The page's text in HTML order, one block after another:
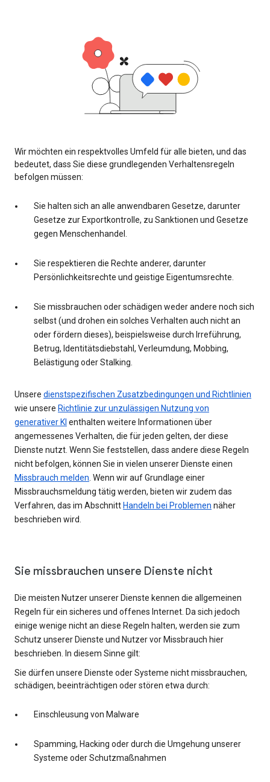
Wir möchten ein respektvolles Umfeld für alle bieten, und das
bedeutet, dass Sie diese grundlegenden Verhaltensregeln
befolgen müssen:
Sie halten sich an alle anwendbaren Gesetze, darunter
Gesetze zur Exportkontrolle, zu Sanktionen und Gesetze
gegen Menschenhandel.
Sie respektieren die Rechte anderer, darunter
Persönlichkeitsrechte und geistige Eigentumsrechte.
Sie missbrauchen oder schädigen weder andere noch sich
selbst (und drohen ein solches Verhalten auch nicht an
oder fördern dieses), beispielsweise durch Irreführung,
Betrug, Identitätsdiebstahl, Verleumdung, Mobbing,
Belästigung oder Stalking.
Unsere dienstspezifischen Zusatzbedingungen und Richtlinien
wie unsere Richtlinie zur unzulässigen Nutzung von
generativer KI enthalten weitere Informationen über
angemessenes Verhalten, die für jeden gelten, der diese
Dienste nutzt. Wenn Sie feststellen, dass andere diese Regeln
nicht befolgen, können Sie in vielen unserer Dienste einen
Missbrauch melden. Wenn wir auf Grundlage einer
Missbrauchsmeldung tätig werden, bieten wir zudem das
Verfahren, das im Abschnitt Handeln bei Problemen näher
beschrieben wird.
Sie missbrauchen unsere Dienste nicht
Die meisten Nutzer unserer Dienste kennen die allgemeinen
Regeln für ein sicheres und offenes Internet. Da sich jedoch
einige wenige nicht an diese Regeln halten, werden sie zum
Schutz unserer Dienste und Nutzer vor Missbrauch hier
beschrieben. In diesem Sinne gilt:
Sie dürfen unsere Dienste oder Systeme nicht missbrauchen,
schädigen, beeinträchtigen oder stören etwa durch:
Einschleusung von Malware
Spamming, Hacking oder durch die Umgehung unserer
Systeme oder Schutzmaßnahmen